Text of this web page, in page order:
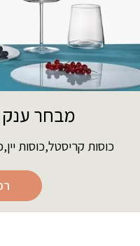
מבחר ענק
כוסות קריסטל,כוסות